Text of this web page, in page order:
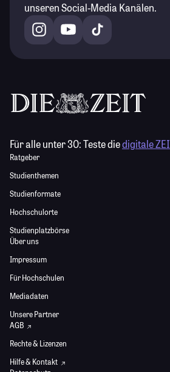
unseren Social-Media Kanälen.
Für alle unter 30:Teste diedigitale
Ratgeber
Studienthemen
Studienformate
Hochschulorte
Studienplatzbörse
Über uns
Impressum
Für Hochschulen
Mediadaten
Unsere Partner
AGB
Rechte & Lizenzen
Hilfe & Kontakt